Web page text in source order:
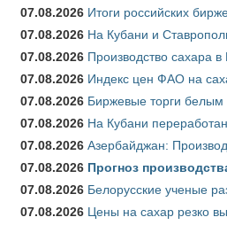
07.08.2026 Итоги российских
07.08.2026 На Кубани и
07.08.2026 Производство сахара
07.08.2026 Индекс цен ФАО на
07.08.2026 Биржевые торги белым
07.08.2026 На Кубани
07.08.2026 Азербайджан:
07.08.2026 Прогноз
07.08.2026 Белорусские ученые
07.08.2026 Цены на сахар резко